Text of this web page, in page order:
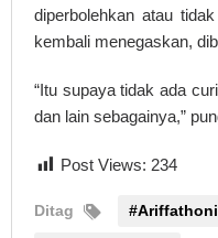
diperbolehkan atau
kembali menegaskan,
“Itu supaya tidak ada
dan lain sebagainya,”
Post Views: 234
Ditag #Ariffathoni